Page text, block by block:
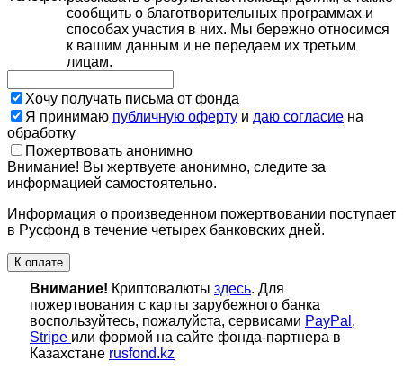
сообщить о благотворительных программах и
способах участия в них. Мы бережно относимся
к вашим данным и не передаем их третьим
лицам.
Хочу получать письма от фонда
Я принимаю публичную оферту и даю согласие на
обработку
Пожертвовать анонимно
Внимание! Вы жертвуете анонимно, следите за
информацией самостоятельно.
Информация о произведенном пожертвовании поступает
в Русфонд в течение четырех банковских дней.
К оплате
Внимание! Криптовалюты здесь. Для
пожертвования с карты зарубежного банка
воспользуйтесь, пожалуйста, сервисами PayPal ,
Stripe или формой на сайте фонда-партнера в
Казахстане rusfond.kz